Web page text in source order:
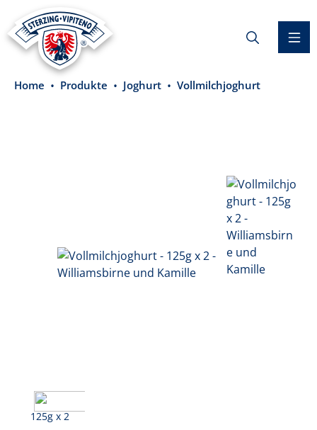
springen
Home Produkte Joghurt Vollmilchjoghurt
125g x 2